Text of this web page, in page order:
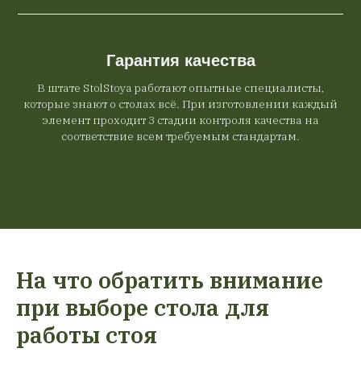
Гарантия качества
В штате StolStoya работают опытные специалисты,
которые знают о столах всё. При изготовлении каждый
элемент проходит 3 стадии контроля качества на
соответствие всем требуемым стандартам.
На что обратить внимание
при выборе стола для
работы стоя